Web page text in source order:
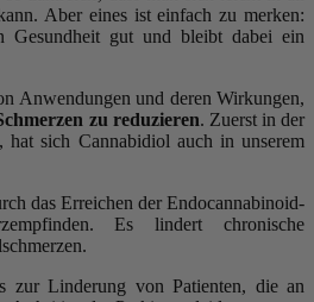
Aber eines ist einfach zu merken:
Gesundheit gut und bleibt dabei ein
Anwendungen und deren Wirkungen,
zu reduzieren. Zuerst in der
hat sich Cannabidiol auch in unserem
das Erreichen der Endocannabinoid-
Es lindert chronische
zur Linderung von Patienten, die an